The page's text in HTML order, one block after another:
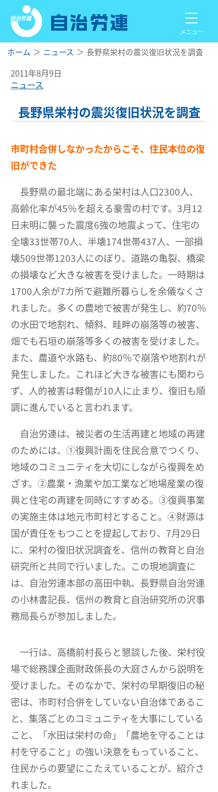
メニュー
ホーム ニュース 長野県栄村の震災復旧状況を調査
2011年8月9日
ニュース
長野県栄村の震災復旧状況を調査
市町村合併しなかったからこそ、住民本位の復
旧ができた
長野県の最北端にある栄村は人口2300人、
高齢化率が45％を超える豪雪の村です。3月12
日未明に襲った震度6強の地震よって、住宅の
全壊33世帯70人、半壊174世帯437人、一部損
壊509世帯1203人にのぼり、道路の亀裂、橋梁
の損壊など大きな被害を受けました。一時期は
1700人余が7カ所で避難所暮らしを余儀なくさ
れました。多くの農地で被害が発生し、約70％
の水田で地割れ、傾斜、畦畔の崩落等の被害、
畑でも石垣の崩落等多くの被害を受けました。
また、農道や水路も、約80％で崩落や地割れが
発生しました。これほど大きな被害にも関わら
ず、人的被害は軽傷が10人に止まり、復旧も順
調に進んでいると言われます。
自治労連は、被災者の生活再建と地域の再建
のためには、①復興計画を住民合意でつくり、
地域のコミュニティを大切にしながら復興をめ
ざす。②農業・漁業や加工業など地場産業の復
興と住宅の再建を同時にすすめる。③復興事業
の実施主体は地元市町村とすること。④財源は
国が責任をもつことを提起しており、7月29日
に、栄村の復旧状況調査を、信州の教育と自治
研究所と共同で行いました。この現地調査に
は、自治労連本部の高田中執、長野県自治労連
の小林書記長、信州の教育と自治研究所の沢事
務局長らが参加しました。
一行は、高橋前村長らと懇談した後、栄村役
場で総務課企画財政係長の大庭さんから説明を
受けました。そのなかで、栄村の早期復旧の秘
密は、市町村合併をしていない自治体であるこ
と、集落ごとのコミュニティを大事にしている
こと、「水田は栄村の命」「農地を守ることは
村を守ること」の強い決意をもっていること、
住民からの要望にこたえていることが、紹介さ
れました。